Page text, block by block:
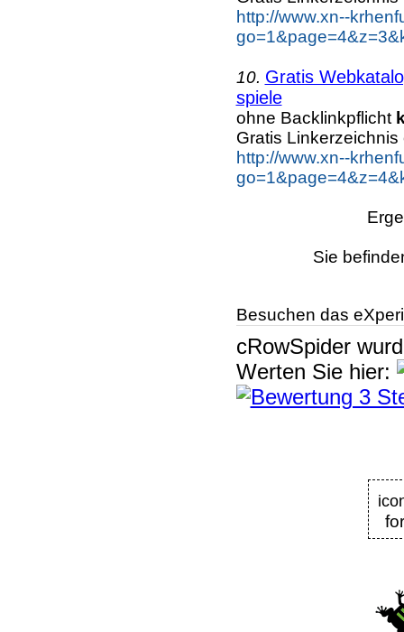
http://www.xn--
10. Gratis
spiele
ohne Backlinkpflicht
Gratis Linkerzeichnis
http://www.xn--
Sie
Besuchen das
cRowSpider
Werten Sie hier: